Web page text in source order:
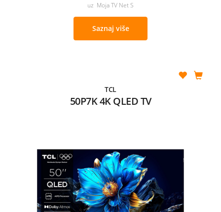
uz Moja TV Net S
Saznaj više
TCL
50P7K 4K QLED TV